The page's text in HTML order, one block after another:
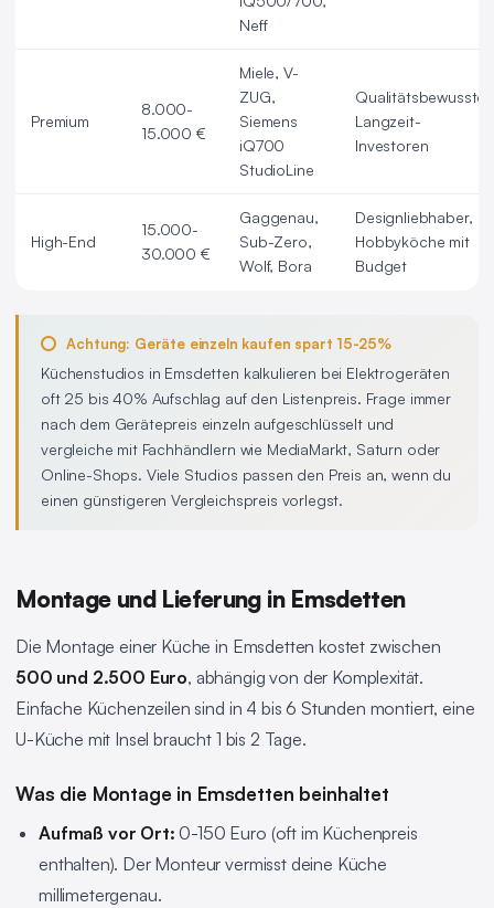
Neff
Premium
8.000-
15.000 €
Miele, V-
ZUG,
Siemens
iQ700
StudioLine
Qualitätsbewusste
Langzeit-
Investoren
High-End
15.000-
30.000 €
Gaggenau,
Sub-Zero,
Wolf, Bora
Designliebhaber,
Hobbyköche mit
Budget
Achtung: Geräte einzeln kaufen spart 15-25%
Küchenstudios in Emsdetten kalkulieren bei Elektrogeräten
oft 25 bis 40% Aufschlag auf den Listenpreis. Frage immer
nach dem Gerätepreis einzeln aufgeschlüsselt und
vergleiche mit Fachhändlern wie MediaMarkt, Saturn oder
Online-Shops. Viele Studios passen den Preis an, wenn du
einen günstigeren Vergleichspreis vorlegst.
Montage und Lieferung in Emsdetten
Die Montage einer Küche in Emsdetten kostet zwischen
500 und 2.500 Euro, abhängig von der Komplexität.
Einfache Küchenzeilen sind in 4 bis 6 Stunden montiert, eine
U-Küche mit Insel braucht 1 bis 2 Tage.
Was die Montage in Emsdetten beinhaltet
Aufmaß vor Ort: 0-150 Euro (oft im Küchenpreis
enthalten). Der Monteur vermisst deine Küche
millimetergenau.